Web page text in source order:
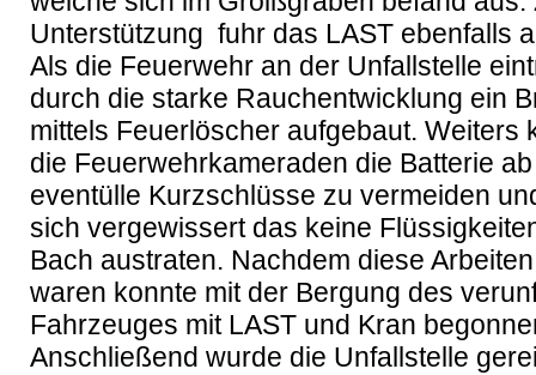
Unterstützung  fuhr das LAST ebenfalls
Als die Feuerwehr an der Unfallstelle
durch die starke Rauchentwicklung ein
mittels Feuerlöscher aufgebaut. Weiters
die Feuerwehrkameraden die Batterie
eventülle Kurzschlüsse zu vermeiden
sich vergewissert das keine
Bach austraten. Nachdem diese
waren konnte mit der Bergung des
Fahrzeuges mit LAST und Kran
Anschließend wurde die Unfallstelle